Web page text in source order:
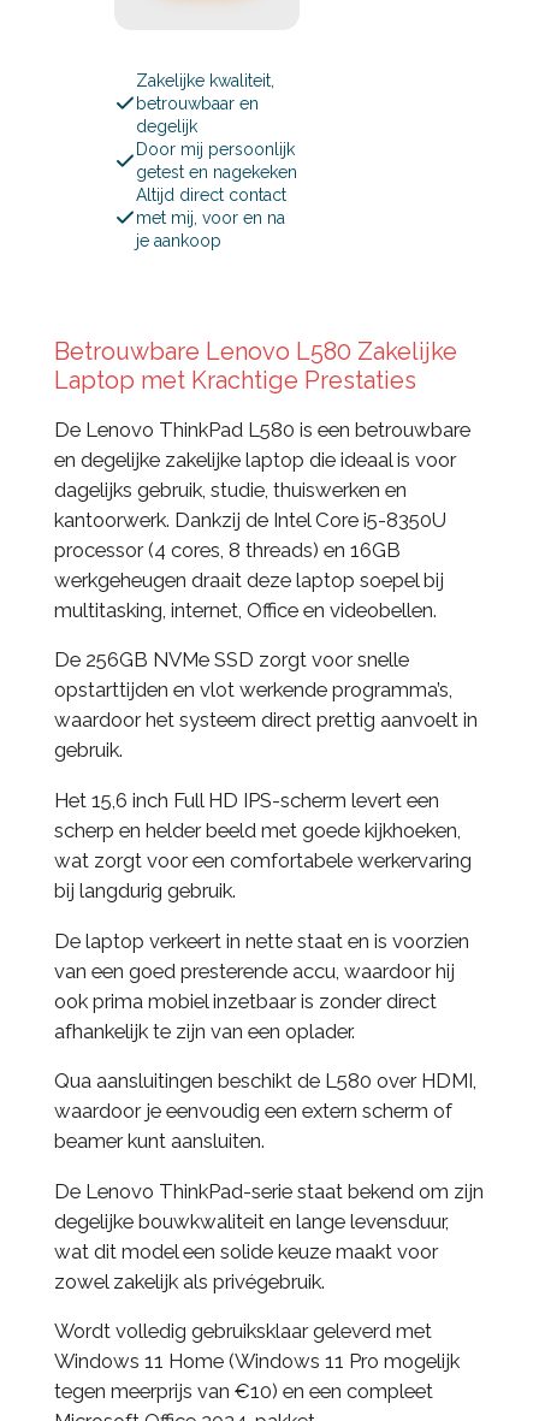
Zakelijke kwaliteit,
betrouwbaar en
degelijk
Door mij persoonlijk
getest en nagekeken
Altijd direct contact
met mij, voor en na
je aankoop
Betrouwbare Lenovo L580 Zakelijke
Laptop met Krachtige Prestaties
De Lenovo ThinkPad L580 is een betrouwbare
en degelijke zakelijke laptop die ideaal is voor
dagelijks gebruik, studie, thuiswerken en
kantoorwerk. Dankzij de Intel Core i5-8350U
processor (4 cores, 8 threads) en 16GB
werkgeheugen draait deze laptop soepel bij
multitasking, internet, Office en videobellen.
De 256GB NVMe SSD zorgt voor snelle
opstarttijden en vlot werkende programma’s,
waardoor het systeem direct prettig aanvoelt in
gebruik.
Het 15,6 inch Full HD IPS-scherm levert een
scherp en helder beeld met goede kijkhoeken,
wat zorgt voor een comfortabele werkervaring
bij langdurig gebruik.
De laptop verkeert in nette staat en is voorzien
van een goed presterende accu, waardoor hij
ook prima mobiel inzetbaar is zonder direct
afhankelijk te zijn van een oplader.
Qua aansluitingen beschikt de L580 over HDMI,
waardoor je eenvoudig een extern scherm of
beamer kunt aansluiten.
De Lenovo ThinkPad-serie staat bekend om zijn
degelijke bouwkwaliteit en lange levensduur,
wat dit model een solide keuze maakt voor
zowel zakelijk als privégebruik.
Wordt volledig gebruiksklaar geleverd met
Windows 11 Home (Windows 11 Pro mogelijk
tegen meerprijs van €10) en een compleet